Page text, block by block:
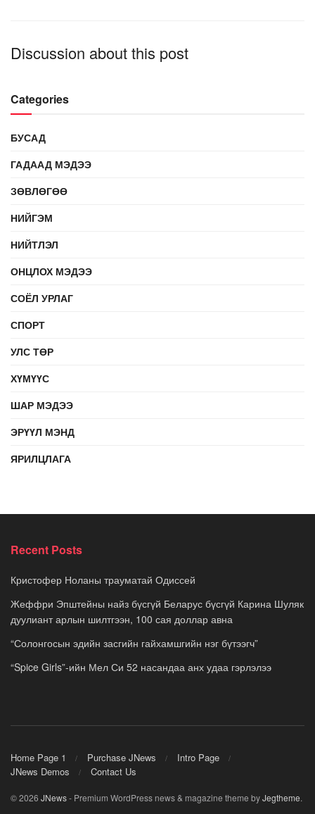
Discussion about this post
Categories
БУСАД
ГАДААД МЭДЭЭ
ЗӨВЛӨГӨӨ
НИЙГЭМ
НИЙТЛЭЛ
ОНЦЛОХ МЭДЭЭ
СОЁЛ УРЛАГ
СПОРТ
УЛС ТӨР
ХҮМҮҮС
ШАР МЭДЭЭ
ЭРҮҮЛ МЭНД
ЯРИЛЦЛАГА
Recent Posts
Кристофер Ноланы трауматай Одиссей
Жеффри Эпштейны найз бүсгүй Беларус бүсгүй Карина Шуляк
дуулиант арлын шилтгээн, 100 сая доллар авна
“Солонгосын эдийн засгийн гайхамшгийн нэг бүтээгч”
“Spice Girls”-ийн Мел Си 52 насандаа анх удаа гэрлэлээ
Home Page 1 Purchase JNews
Intro Page
JNews Demos
Contact Us
© 2026 JNews- Premium WordPress news & magazine theme byJegtheme.